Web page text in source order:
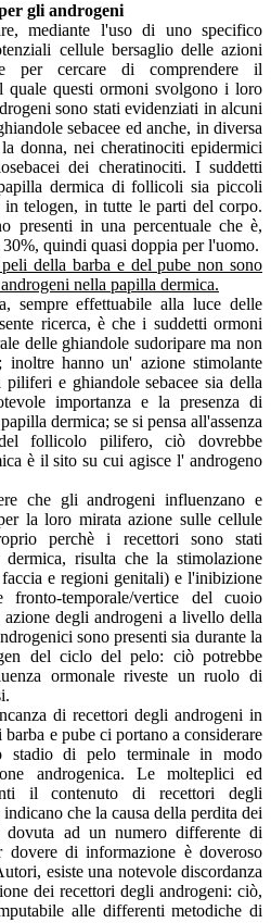
gli androgeni
mediante l'uso di uno specifico
cellule bersaglio delle azioni
per cercare di comprendere il
quale questi ormoni svolgono i loro
sono stati evidenziati in alcuni
sebacee ed anche, in diversa
donna, nei cheratinociti epidermici
dei cheratinociti. I suddetti
dermica di follicoli sia piccoli
telogen, in tutte le parti del corpo.
presenti in una percentuale che è,
quindi quasi doppia per l'uomo.
della barba e del pube non sono
nella papilla dermica.
sempre effettuabile alla luce delle
ricerca, è che i suddetti ormoni
delle ghiandole sudoripare ma non
inoltre hanno un' azione stimolante
e ghiandole sebacee sia della
importanza e la presenza di
dermica; se si pensa all'assenza
follicolo pilifero, ciò dovrebbe
è il sito su cui agisce l' androgeno
che gli androgeni influenzano e
la loro mirata azione sulle cellule
perchè i recettori sono stati
risulta che la stimolazione
e regioni genitali) e l'inibizione
temporale/vertice del cuoio
degli androgeni a livello della
sono presenti sia durante la
del ciclo del pelo: ciò potrebbe
ormonale riveste un ruolo di
di recettori degli androgeni in
e pube ci portano a considerare
stadio di pelo terminale in modo
androgenica. Le molteplici ed
il contenuto di recettori degli
che la causa della perdita dei
dovuta ad un numero differente di
dovere di informazione è doveroso
esiste una notevole discordanza
dei recettori degli androgeni: ciò,
alle differenti metodiche di